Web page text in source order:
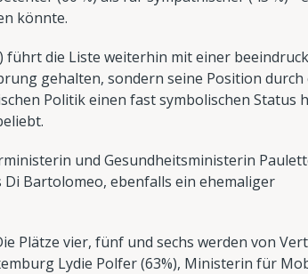
könnte.
die Liste weiterhin mit einer
gehalten, sondern seine Position durch
Politik einen fast symbolischen Status
und Gesundheitsministerin
Di Bartolomeo, ebenfalls ein ehemaliger
Plätze vier, fünf und sechs werden von
Lydie Polfer (63%), Ministerin für